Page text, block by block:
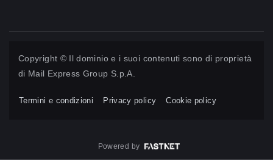
Copyright © Il dominio e i suoi contenuti sono di proprietà
di Mail Express Group S.p.A.
Termini e condizioni Privacy policy Cookie policy
Powered by